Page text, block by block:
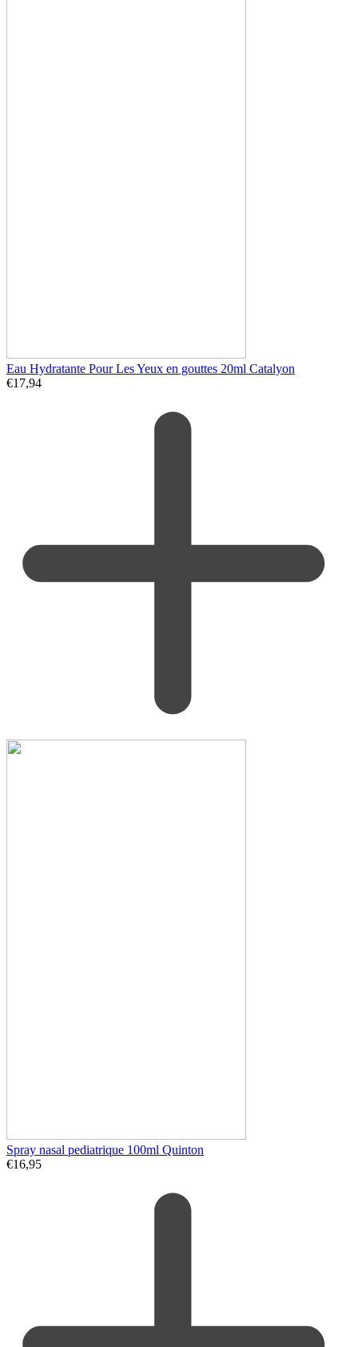
Eau Hydratante Pour Les Yeux en gouttes 20ml Catalyon
€17,94
Spray nasal pediatrique 100ml Quinton
€16,95